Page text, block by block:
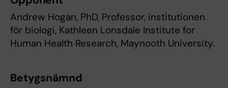
Andrew Hogan, PhD, Professor, institutionen
för biologi, Kathleen Lonsdale Institute for
Human Health Research, Maynooth University.
Betygsnämnd